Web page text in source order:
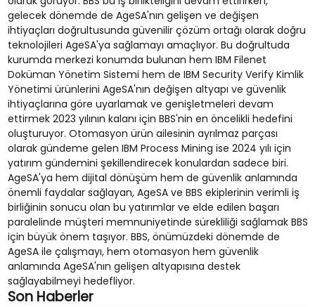
gelecek dönemde de AgeSA'nın gelişen ve değişen
ihtiyaçları doğrultusunda güvenilir çözüm ortağı olarak doğru
teknolojileri AgeSA'ya sağlamayı amaçlıyor. Bu doğrultuda
kurumda merkezi konumda bulunan hem IBM Filenet
Doküman Yönetim Sistemi hem de IBM Security Verify Kimlik
Yönetimi ürünlerini AgeSA'nın değişen altyapı ve güvenlik
ihtiyaçlarına göre uyarlamak ve genişletmeleri devam
ettirmek 2023 yılının kalanı için BBS'nin en öncelikli hedefini
oluşturuyor. Otomasyon ürün ailesinin ayrılmaz parçası
olarak gündeme gelen IBM Process Mining ise 2024 yılı için
yatırım gündemini şekillendirecek konulardan sadece biri.
AgeSA'ya hem dijital dönüşüm hem de güvenlik anlamında
önemli faydalar sağlayan, AgeSA ve BBS ekiplerinin verimli iş
birliğinin sonucu olan bu yatırımlar ve elde edilen başarı
paralelinde müşteri memnuniyetinde sürekliliği sağlamak BBS
için büyük önem taşıyor. BBS, önümüzdeki dönemde de
AgeSA ile çalışmayı, hem otomasyon hem güvenlik
anlamında AgeSA'nın gelişen altyapısına destek
sağlayabilmeyi hedefliyor.
Son Haberler